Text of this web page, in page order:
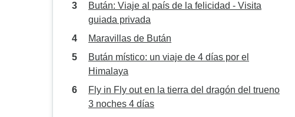
Bután: Viaje al país de la felicidad - Visita
guiada privada
Maravillas de Bután
Bután místico: un viaje de 4 días por el
Himalaya
Fly in Fly out en la tierra del dragón del trueno
3 noches 4 días